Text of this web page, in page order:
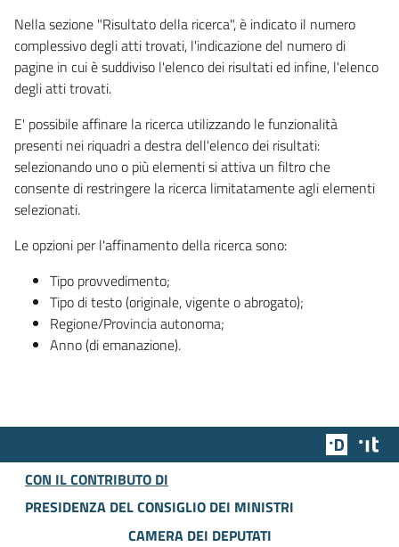
Nella sezione "Risultato della ricerca", è indicato il numero
complessivo degli atti trovati, l'indicazione del numero di
pagine in cui è suddiviso l'elenco dei risultati ed infine, l'elenco
degli atti trovati.
E' possibile affinare la ricerca utilizzando le funzionalità
presenti nei riquadri a destra dell'elenco dei risultati:
selezionando uno o più elementi si attiva un filtro che
consente di restringere la ricerca limitatamente agli elementi
selezionati.
Le opzioni per l'affinamento della ricerca sono:
Tipo provvedimento;
Tipo di testo (originale, vigente o abrogato);
Regione/Provincia autonoma;
Anno (di emanazione).
Team
CON IL CONTRIBUTO DI
PRESIDENZA DEL CONSIGLIO DEI MINISTRI
CAMERA DEI DEPUTATI